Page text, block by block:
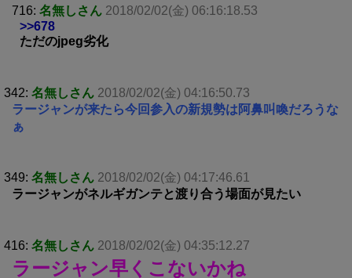
716: 名無しさん 2018/02/02(金) 06:16:18.53
>>678
ただのjpeg劣化
342: 名無しさん 2018/02/02(金) 04:16:50.73
ラージャンが来たら今回参入の新規勢は阿鼻叫喚だろうな
ぁ
349: 名無しさん 2018/02/02(金) 04:17:46.61
ラージャンがネルギガンテと渡り合う場面が見たい
416: 名無しさん 2018/02/02(金) 04:35:12.27
ラージャン早くこないかね